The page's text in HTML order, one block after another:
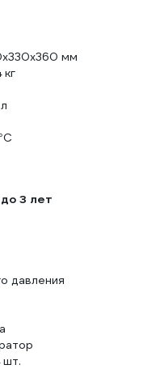
мм
кг
3 лет
давления
шт.